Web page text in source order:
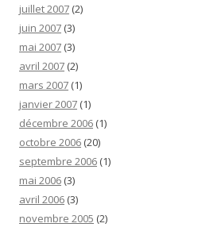
juillet 2007 (2)
juin 2007 (3)
mai 2007 (3)
avril 2007 (2)
mars 2007 (1)
janvier 2007 (1)
décembre 2006 (1)
octobre 2006 (20)
septembre 2006 (1)
mai 2006 (3)
avril 2006 (3)
novembre 2005 (2)